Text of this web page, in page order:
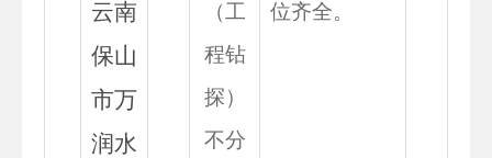
云南
保山
市万
润水
（工
程钻
探）
不分
位齐全。